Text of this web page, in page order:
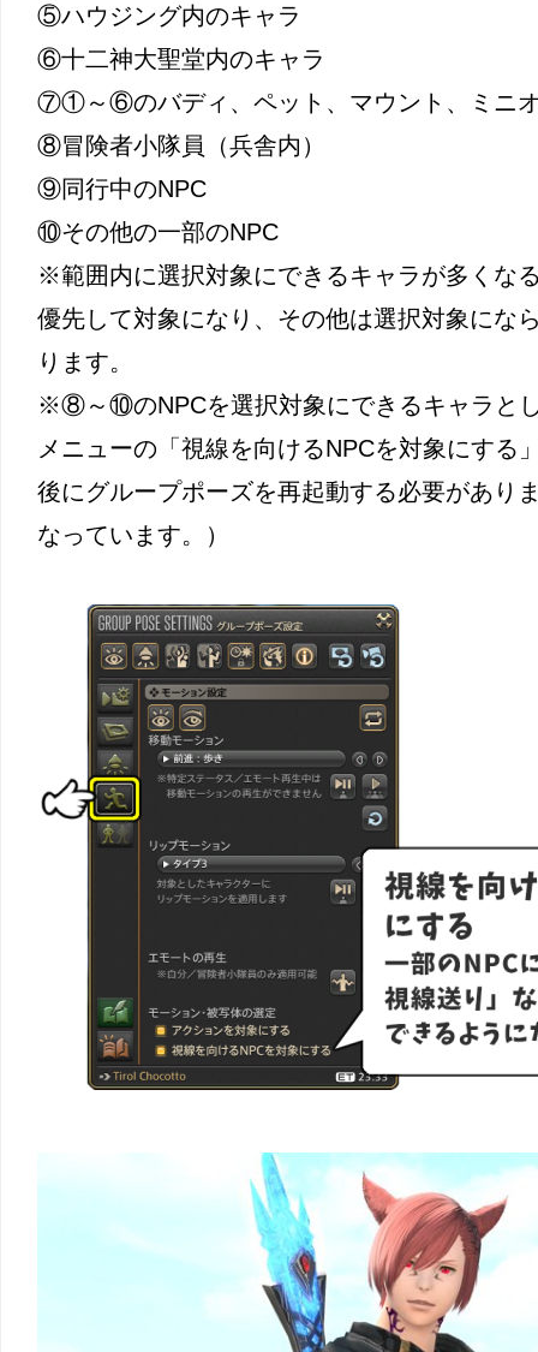
⑤ハウジング内のキャラ
⑥十二神大聖堂内のキャラ
⑦①～⑥のバディ、ペット、マウント、ミニ
⑧冒険者小隊員（兵舎内）
⑨同行中のNPC
⑩その他の一部のNPC
※範囲内に選択対象にできるキャラが多くな
優先して対象になり、その他は選択対象にな
ります。
※⑧～⑩のNPCを選択対象にできるキャラと
メニューの「視線を向けるNPCを対象にする
後にグループポーズを再起動する必要があり
なっています。）